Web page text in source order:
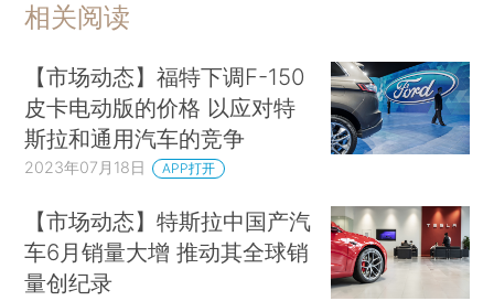
相关阅读
【市场动态】福特下调F-150
皮卡电动版的价格 以应对特
斯拉和通用汽车的竞争
2023年07月18日 APP打开
【市场动态】特斯拉中国产汽
车6月销量大增 推动其全球销
量创纪录